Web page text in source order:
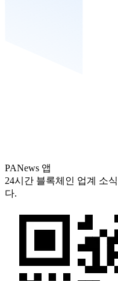
PANews 앱
24시간 블록체인 업계 소
다.